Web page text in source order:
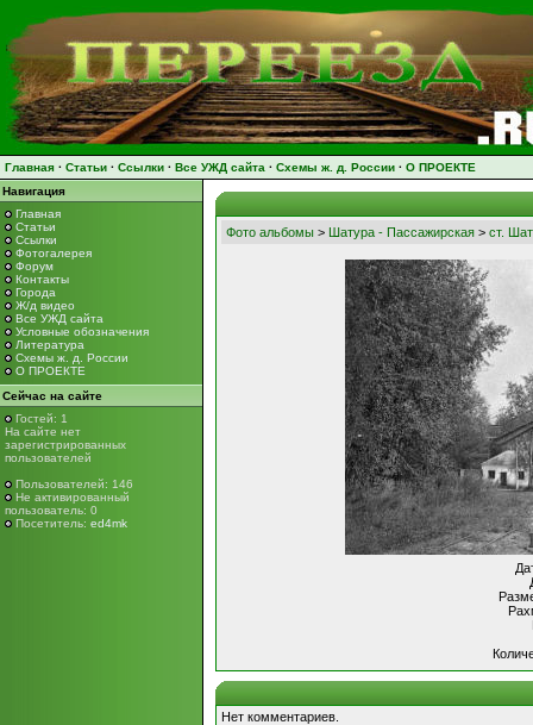
Главная · Статьи · Ссылки · Все УЖД сайта · Схемы ж. д. России · О ПРОЕКТЕ
Навигация
Главная
Статьи
Ссылки
Фотогалерея
Форум
Контакты
Города
Ж/д видео
Все УЖД сайта
Условные обозначения
Литература
Схемы ж. д. России
О ПРОЕКТЕ
Сейчас на сайте
Гостей: 1
На сайте нет
зарегистрированных
пользователей
Пользователей: 146
Не активированный
пользователь: 0
Посетитель: ed4mk
Фото альбомы > Шатура - Пассажирская > ст.
Нет комментариев.